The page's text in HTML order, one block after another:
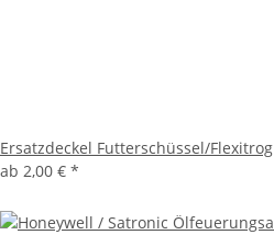
Ersatzdeckel Futterschüssel/Flexitrog
ab 2,00 € *